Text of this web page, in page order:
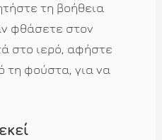
τη βοήθεια
φθάσετε στον
στο ιερό, αφήστε
τη φούστα, για να